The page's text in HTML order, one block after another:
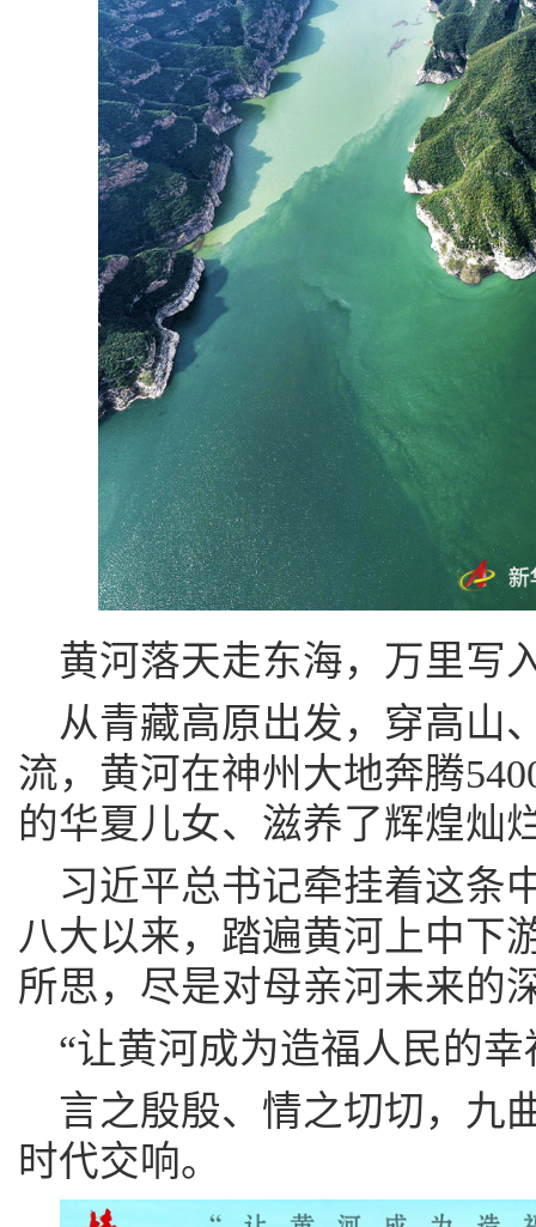
黄河落天走东海，万里写
从青藏高原出发，穿高山
流，黄河在神州大地奔腾
的华夏儿女、滋养了辉煌灿
习近平总书记牵挂着这条
八大以来，踏遍黄河上中下
所思，尽是对母亲河未来的
“让黄河成为造福人民的幸
言之殷殷、情之切切，九
时代交响。